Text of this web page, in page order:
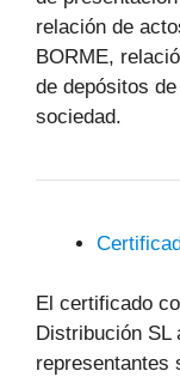
relación de
BORME,
de depósitos
sociedad.
El certificado
Distribución SL
representantes